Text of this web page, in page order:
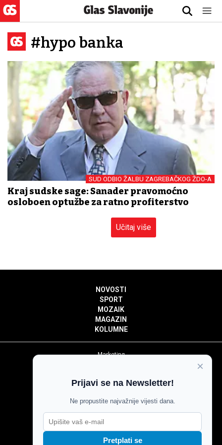
#hypo banka
SUD ODBIO ŽALBU ZAGREBAČKOG ŽDO-A
Kraj sudske sage: Sanader pravomoćno
oslobođen optužbe za ratno profiterstvo
Učitaj više
NOVOSTI
SPORT
MOZAIK
MAGAZIN
KOLUMNE
Marketing
Impressum
Pravila komentiranja
Agroglas
×
Prijavi se na Newsletter!
Ne propustite najvažnije vijesti dana.
Pretplati se